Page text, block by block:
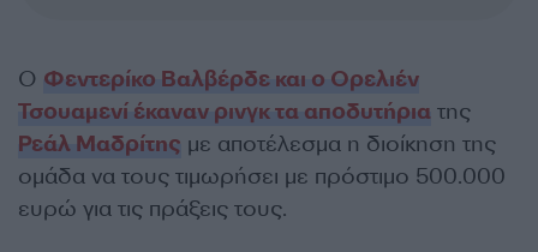
Ο Φεντερίκο Βαλβέρδε και ο Ορελιέν
Τσουαμενί έκαναν ρινγκ τα αποδυτήρια της
Ρεάλ Μαδρίτης με αποτέλεσμα η διοίκηση της
ομάδα να τους τιμωρήσει με πρόστιμο 500.000
ευρώ για τις πράξεις τους.